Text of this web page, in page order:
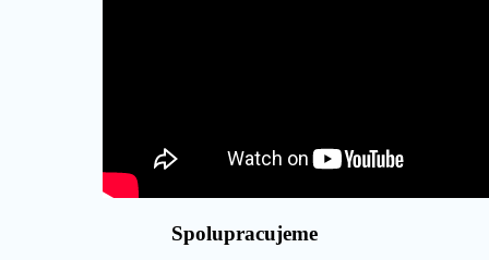
Spolupracujeme